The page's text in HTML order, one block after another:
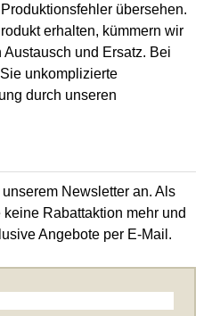
übersehen.
erhalten, kümmern wir
und Ersatz. Bei
unkomplizierte
durch unseren
Newsletter an. Als
Rabattaktion mehr und
Angebote per E-Mail.